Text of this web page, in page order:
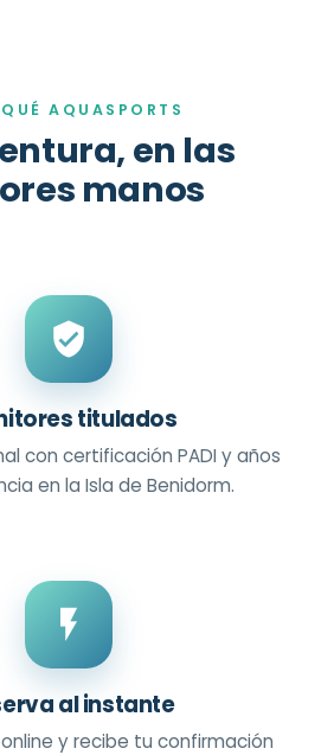
AQUASPORTS
en las
manos
titulados
con certificación PADI y años
en la Isla de Benidorm.
al instante
y recibe tu confirmación